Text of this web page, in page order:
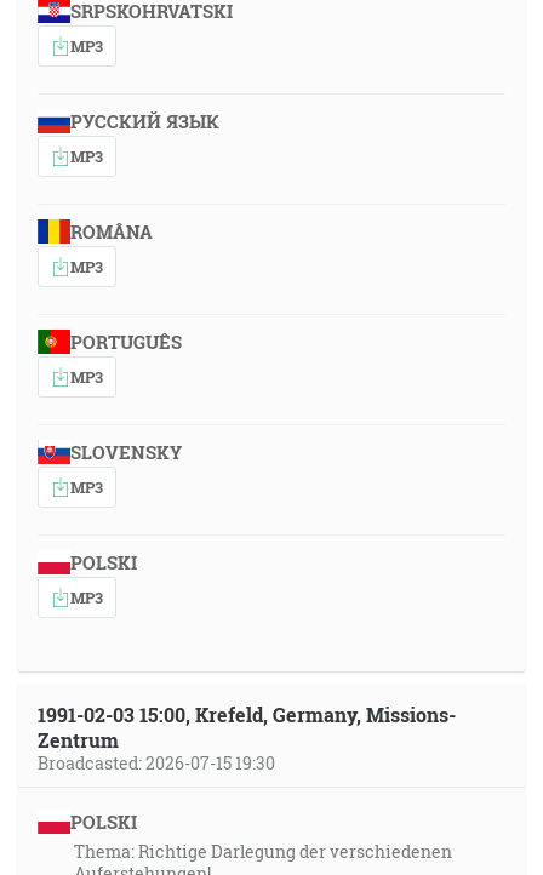
SRPSKOHRVATSKI
MP3
РУССКИЙ ЯЗЫК
MP3
ROMÂNA
MP3
PORTUGUÊS
MP3
SLOVENSKY
MP3
POLSKI
MP3
1991-02-03 15:00, Krefeld, Germany, Missions-
Zentrum
Broadcasted: 2026-07-15 19:30
POLSKI
Thema: Richtige Darlegung der verschiedenen